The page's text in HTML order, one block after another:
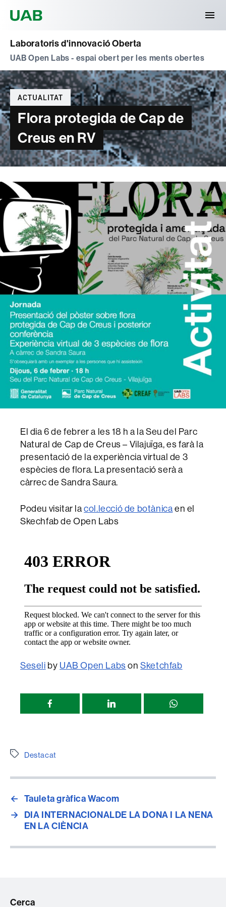
Laboratoris d'innovació Oberta
UAB Open Labs - espai obert per les ments obertes
Categories
ACTUALITAT
Flora protegida de Cap de
Creus en RV
El dia 6 de febrer a les 18 h a la Seu del Parc
Natural de Cap de Creus – Vilajuïga, es farà la
presentació de la experiència virtual de 3
espècies de flora. La presentació serà a
càrrec de Sandra Saura.
Podeu visitar lacol.lecció de botànica en el
Skechfab de Open Labs
Seseli by UAB Open Labs onSketchfab
página
Etiquetes
Destacat
← Tauleta gràfica Wacom
→ DIA INTERNACIONALDE LA DONA I LA NENA
EN LA CIÈNCIA
Cerca